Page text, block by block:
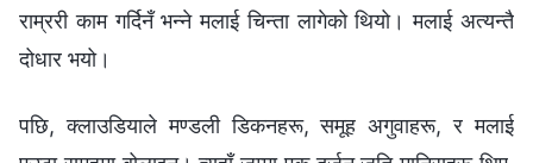
राम्ररी काम गर्दिनँ भन्‍ने मलाई चिन्ता लागेको थियो। मलाई अत्यन्तै
दोधार भयो।
पछि, क्‍लाउडियाले मण्डली डिकनहरू, समूह अगुवाहरू, र मलाई